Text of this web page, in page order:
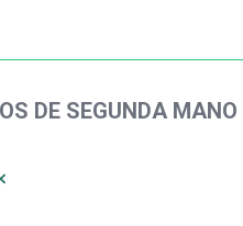
DE SEGUNDA MANO